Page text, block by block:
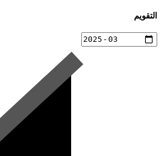
التقويم